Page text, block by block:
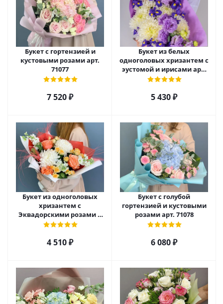
Букет с гортензией и
кустовыми розами арт.
71077
7 520₽
Букет из белых
одноголовых хризантем с
эустомой и ирисами арт.
52705
5 430₽
Букет из одноголовых
хризантем с
Эквадорскими розами и
матиолой арт. 70981
4 510₽
Букет с голубой
гортензией и кустовыми
розами арт. 71078
6 080₽